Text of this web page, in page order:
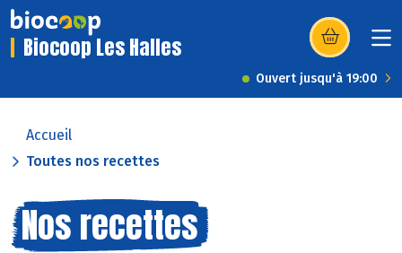
Biocoop Les Halles (s’ouvre dans
Ouvert jusqu'à 19:00
Accueil
Toutes nos recettes
Nos recettes